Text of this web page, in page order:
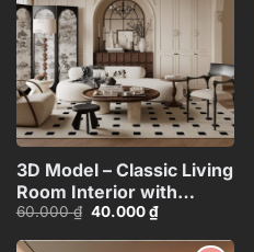
3D Model – Classic Living
Room Interior with
Modern
Furniture108618354_CR
60.000₫ Giá
là:
40.000₫Giá
hiện
tại